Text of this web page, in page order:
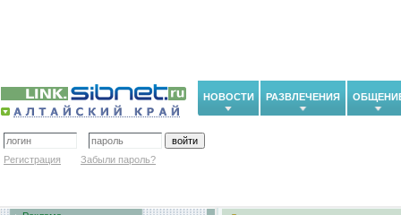
НОВОСТИ РАЗВЛЕЧЕНИЯ
Регистрация Забыли пароль?